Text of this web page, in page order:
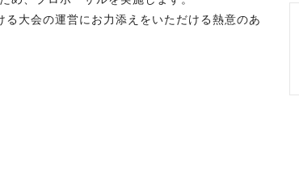
大会の運営にお力添えをいただける熱意のあ